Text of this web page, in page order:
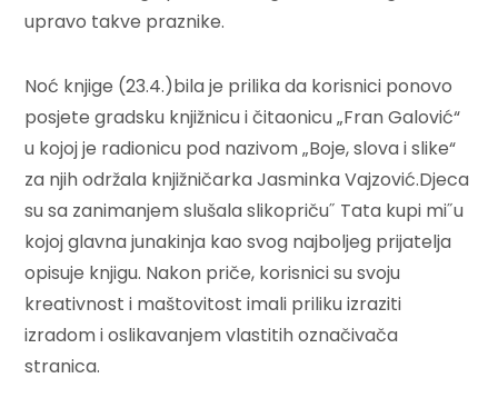
upravo takve praznike.
Noć knjige (23.4.)bila je prilika da korisnici ponovo
posjete gradsku knjižnicu i čitaonicu „Fran Galović“
u kojoj je radionicu pod nazivom „Boje, slova i slike“
za njih održala knjižničarka Jasminka Vajzović.Djeca
su sa zanimanjem slušala slikopriču˝ Tata kupi mi˝u
kojoj glavna junakinja kao svog najboljeg prijatelja
opisuje knjigu. Nakon priče, korisnici su svoju
kreativnost i maštovitost imali priliku izraziti
izradom i oslikavanjem vlastitih označivača
stranica.